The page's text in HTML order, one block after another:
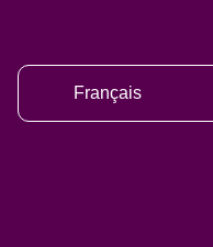
Français